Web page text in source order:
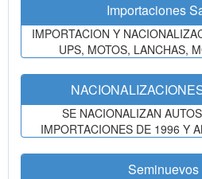
Importaciones
IMPORTACION Y
UPS, MOTOS, LANCHAS,
SE NACIONALIZAN
IMPORTACIONES DE 1996 Y